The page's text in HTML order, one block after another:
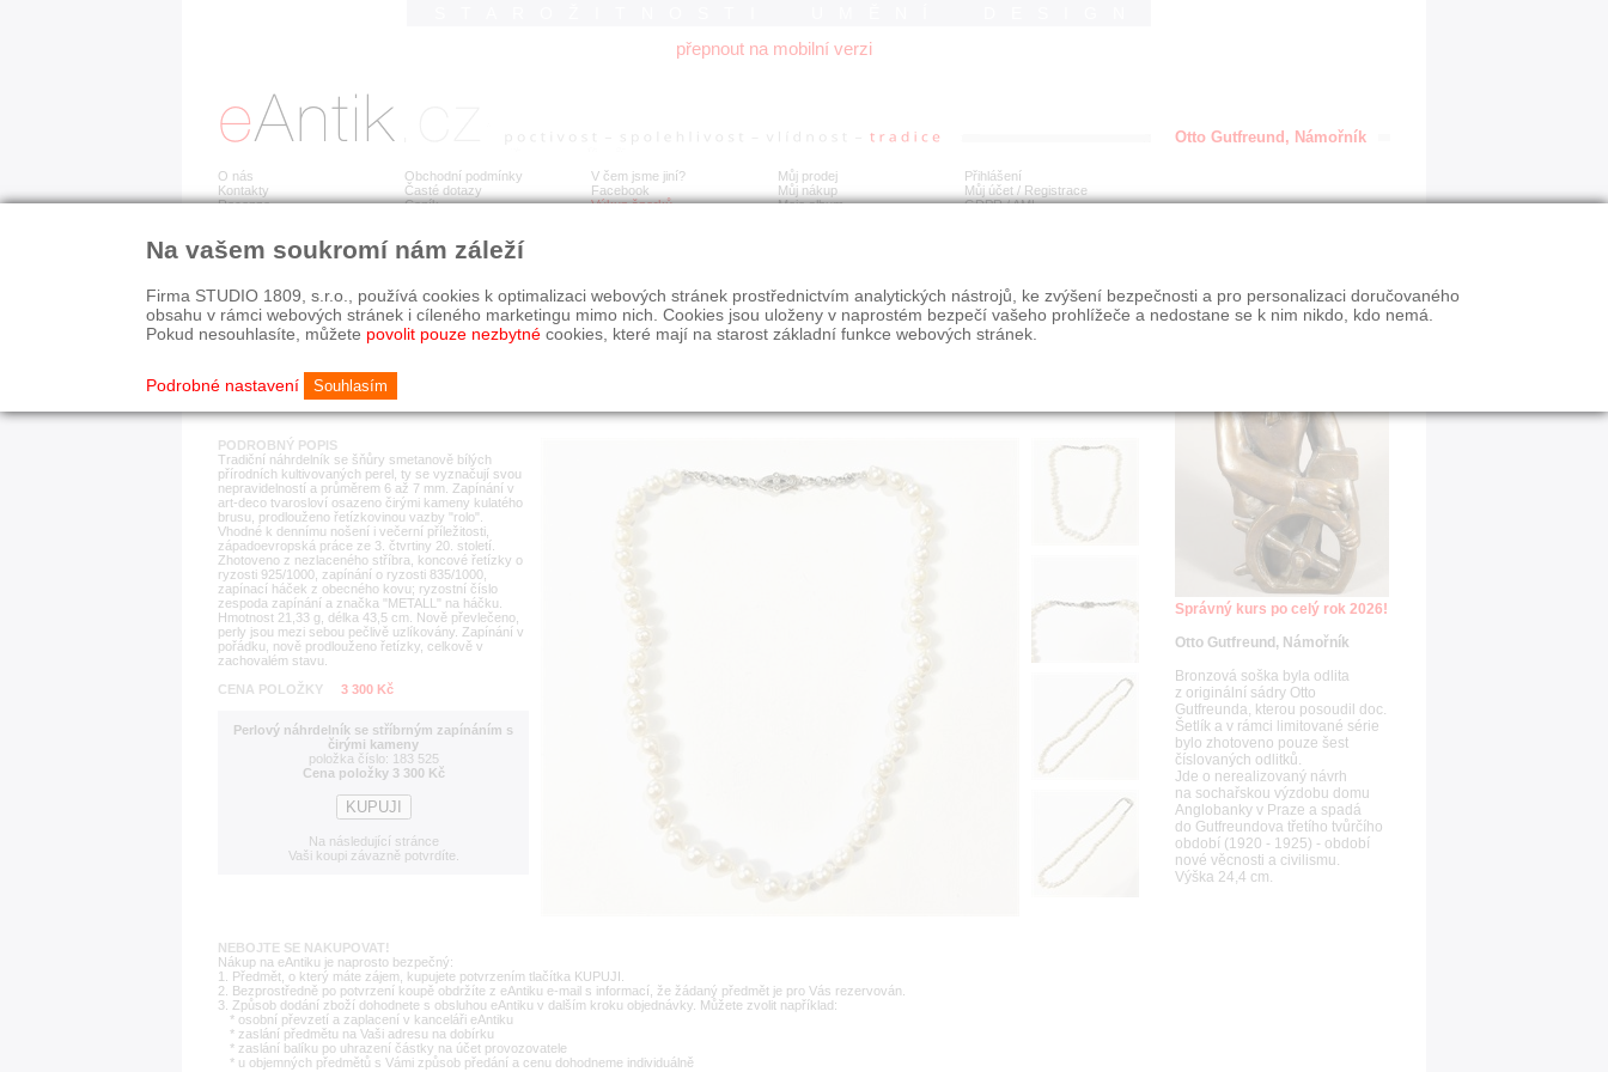
přepnout na mobilní verzi
O nás
Kontakty
Recenze
Obchodní podmínky
Časté dotazy
Ceník
V čem jsme jiní?
Facebook
Výkup šperků
Můj prodej
Můj nákup
Moje album
Přihlášení
Můj účet / Registrace
GDPR/AML
Detail položky č. 183 525 Perlový náhrdelník se stříbrným zapínáním s čirými kameny
PODROBNÝ POPIS
Tradiční náhrdelník se šňůry smetanově bílých
přírodních kultivovaných perel, ty se vyznačují svou
nepravidelností a průměrem 6 až 7 mm. Zapínání v
art-deco tvarosloví osazeno čirými kameny kulatého
brusu, prodlouženo řetízkovinou vazby "rolo".
Vhodné k dennímu nošení i večerní příležitosti,
západoevropská práce ze 3. čtvrtiny 20. století.
Zhotoveno z nezlaceného stříbra, koncové řetízky o
ryzosti 925/1000, zapínání o ryzosti 835/1000,
zapínací háček z obecného kovu; ryzostní číslo
zespoda zapínání a značka "METALL" na háčku.
Hmotnost 21,33 g, délka 43,5 cm. Nově převlečeno,
perly jsou mezi sebou pečlivě uzlíkovány. Zapínání v
pořádku, nově prodlouženo řetízky, celkově v
zachovalém stavu.
CENA POLOŽKY
3 300 Kč
Perlový náhrdelník se stříbrným zapínáním s
čirými kameny
položka číslo: 183 525
Cena položky 3 300 Kč
Na následující stránce
Vaši koupi závazně potvrdíte.
NEBOJTE SE NAKUPOVAT!
Nákup na eAntiku je naprosto bezpečný:
1. Předmět, o který máte zájem, kupujete potvrzením tlačítka KUPUJI.
2. Bezprostředně po potvrzení koupě obdržíte z eAntiku e-mail s informací, že žádaný předmět je pro Vás rezervován.
3. Způsob dodání zboží dohodnete s obsluhou eAntiku v dalším kroku objednávky. Můžete zvolit například:
* osobní převzetí a zaplacení v kanceláři eAntiku
* zaslání předmětu na Vaši adresu na dobírku
* zaslání balíku po uhrazení částky na účet provozovatele
* u objemných předmětů s Vámi způsob předání a cenu dohodneme individuálně
Otto Gutfreund, Námořník
Správný kurs po celý rok 2026!
Otto Gutfreund, Námořník
Bronzová soška byla odlita
z originální sádry Otto
Gutfreunda, kterou posoudil doc.
Šetlík a v rámci limitované série
bylo zhotoveno pouze šest
číslovaných odlitků.
Jde o nerealizovaný návrh
na sochařskou výzdobu domu
Anglobanky v Praze a spadá
do Gutfreundova třetího tvůrčího
období (1920 - 1925) - období
nové věcnosti a civilismu.
Výška 24,4 cm.
Na vašem soukromí nám záleží
Firma STUDIO 1809, s.r.o., používá cookies k optimalizaci webových stránek prostřednictvím analytických nástrojů, ke zvýšení bezpečnosti a pro personalizaci doručovaného
obsahu v rámci webových stránek i cíleného marketingu mimo nich. Cookies jsou uloženy v naprostém bezpečí vašeho prohlížeče a nedostane se k nim nikdo, kdo nemá.
Pokud nesouhlasíte, můžete povolit pouze nezbytné cookies, které mají na starost základní funkce webových stránek.
Podrobné nastavení Souhlasím